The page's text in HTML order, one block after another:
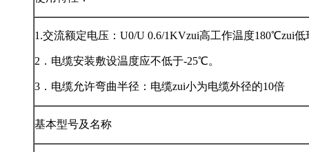
1.交流额定电压：U0/U 0.6/1KVzui高工作温度180℃zui
2．电缆安装敷设温度应不低于-25℃。
3．电缆允许弯曲半径：电缆zui小为电缆外径的10倍
基本型号及名称